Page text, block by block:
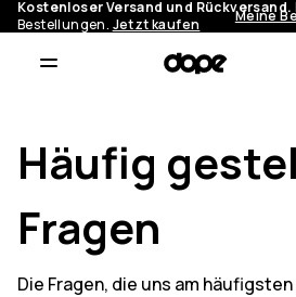
Kostenloser Versand und Rückversand.
Bestellungen. Jetzt kaufen Meine
Häufig
Fragen
Die Fragen, die uns am